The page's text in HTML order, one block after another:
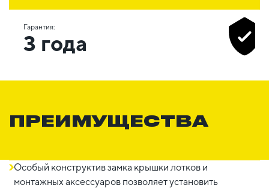
Гарантия:
3 года
ПРЕИМУЩЕСТВА
Особый конструктив замка крышки лотков и
монтажных аксессуаров позволяет установить